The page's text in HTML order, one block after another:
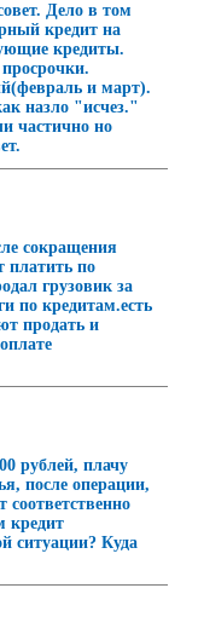
Дело в том
кредит на
кредиты.
и март).
назло "исчез."
частично но
сокращения
платить по
грузовик за
по кредитам.есть
продать и
рублей, плачу
после операции,
соответственно
кредит
ситуации? Куда